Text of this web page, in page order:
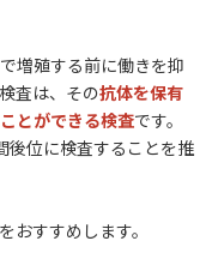
増殖する前に働きを抑
査は、その抗体を保有
とができる検査です。
後位に検査することを推
おすすめします。